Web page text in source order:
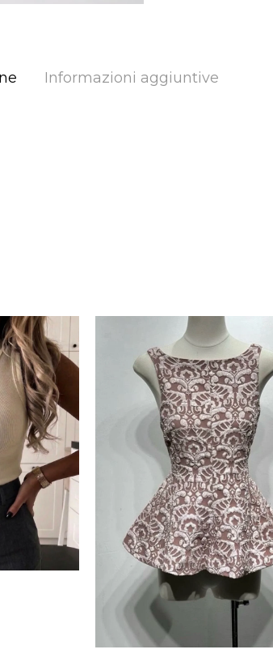
Informazioni aggiuntive